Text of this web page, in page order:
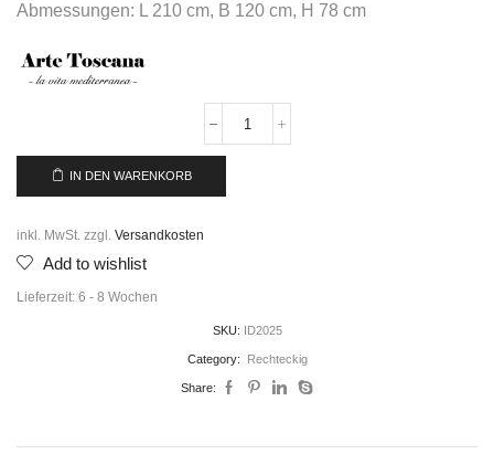
Abmessungen: L 210 cm, B 120 cm, H 78 cm
IN DEN WARENKORB
inkl. MwSt. zzgl. Versandkosten
Add to wishlist
Lieferzeit: 6 - 8 Wochen
SKU: ID2025
Category: Rechteckig
Share: